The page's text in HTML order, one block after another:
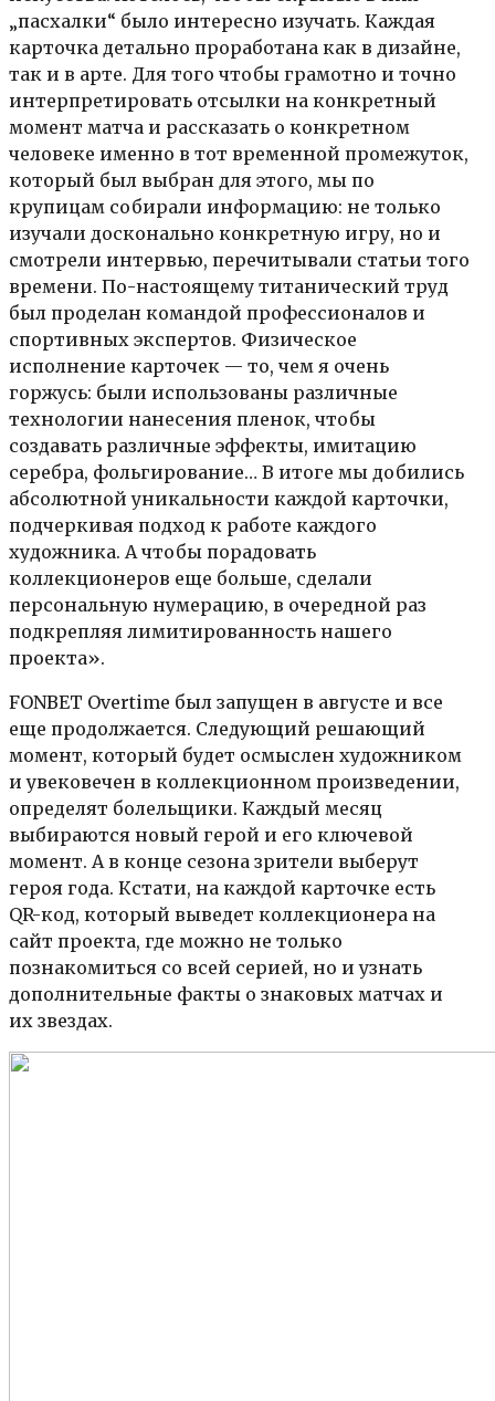
„пасхалки“ было интересно изучать. Каждая
карточка детально проработана как в дизайне,
так и в арте. Для того чтобы грамотно и точно
интерпретировать отсылки на конкретный
момент матча и рассказать о конкретном
человеке именно в тот временной промежуток,
который был выбран для этого, мы по
крупицам собирали информацию: не только
изучали досконально конкретную игру, но и
смотрели интервью, перечитывали статьи того
времени. По-настоящему титанический труд
был проделан командой профессионалов и
спортивных экспертов. Физическое
исполнение карточек — то, чем я очень
горжусь: были использованы различные
технологии нанесения пленок, чтобы
создавать различные эффекты, имитацию
серебра, фольгирование… В итоге мы добились
абсолютной уникальности каждой карточки,
подчеркивая подход к работе каждого
художника. А чтобы порадовать
коллекционеров еще больше, сделали
персональную нумерацию, в очередной раз
подкрепляя лимитированность нашего
проекта».
FONBET Overtime был запущен в августе и все
еще продолжается. Следующий решающий
момент, который будет осмыслен художником
и увековечен в коллекционном произведении,
определят болельщики. Каждый месяц
выбираются новый герой и его ключевой
момент. А в конце сезона зрители выберут
героя года. Кстати, на каждой карточке есть
QR-код, который выведет коллекционера на
сайт проекта, где можно не только
познакомиться со всей серией, но и узнать
дополнительные факты о знаковых матчах и
их звездах.